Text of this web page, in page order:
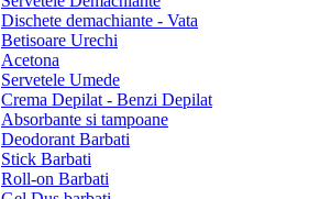
Dischete demachiante - Vata
Betisoare Urechi
Acetona
Servetele Umede
Crema Depilat - Benzi Depilat
Absorbante si tampoane
Deodorant Barbati
Stick Barbati
Roll-on Barbati